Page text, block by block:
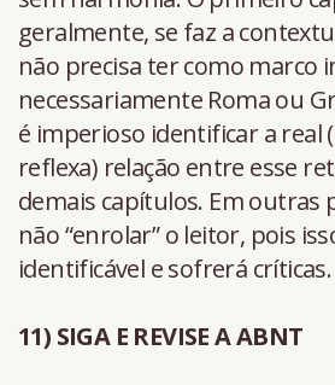
geralmente, se faz a
não precisa ter como marco
necessariamente Roma ou
é imperioso identificar a real
reflexa) relação entre esse
demais capítulos. Em outras
não “enrolar” o leitor, pois
identificável e sofrerá críticas.
11) SIGA E REVISE A ABNT